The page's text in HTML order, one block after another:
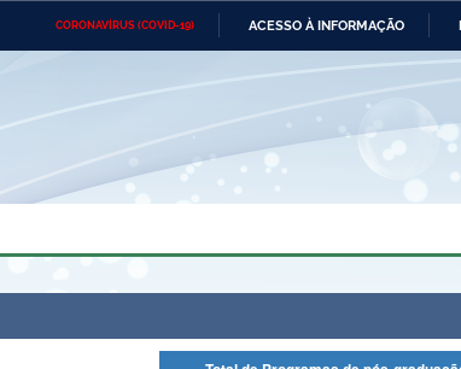
CORONAVÍRUS (COVID-19) ACESSO À INFORMAÇÃO
Ministério das Relações
do Desenvolvimento
e dos
Geral da União Banco Central do Brasil